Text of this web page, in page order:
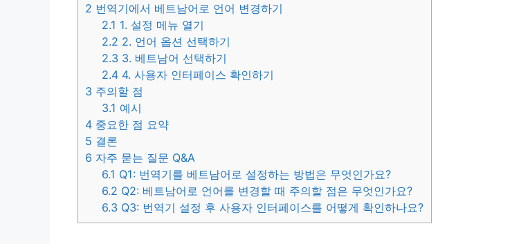
2 번역기에서 베트남어로 언어 변경하기
2.1 1. 설정 메뉴 열기
2.2 2. 언어 옵션 선택하기
2.3 3. 베트남어 선택하기
2.4 4. 사용자 인터페이스 확인하기
3 주의할 점
3.1 예시
4 중요한 점 요약
5 결론
6 자주 묻는 질문 Q&A
6.1 Q1: 번역기를 베트남어로 설정하는 방법은 무엇인가요?
6.2 Q2: 베트남어로 언어를 변경할 때 주의할 점은 무엇인가요?
6.3 Q3: 번역기 설정 후 사용자 인터페이스를 어떻게 확인하나요?